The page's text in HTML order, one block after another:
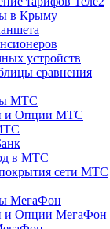
в Крыму
устройств
сравнения
МТС
и Опции МТС
в МТС
сети МТС
МегаФон
и Опции МегаФон